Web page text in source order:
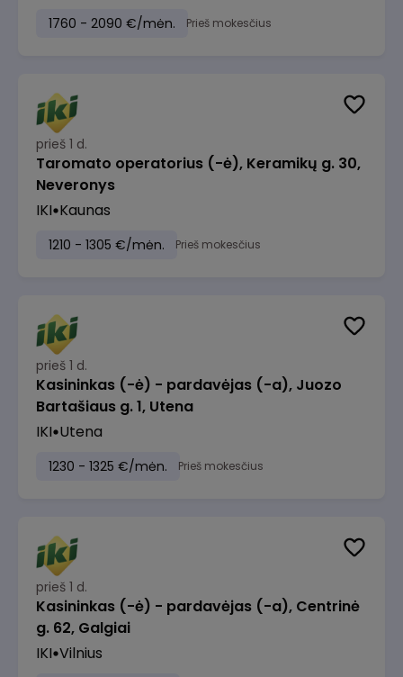
1760 - 2090 €/mėn. Prieš mokesčius
prieš 1 d.
Taromato operatorius (-ė), Keramikų g. 30,
Neveronys
IKI Kaunas
1210 - 1305 €/mėn. Prieš mokesčius
prieš 1 d.
Kasininkas (-ė) - pardavėjas (-a), Juozo
Bartašiaus g. 1, Utena
IKI Utena
1230 - 1325 €/mėn. Prieš mokesčius
prieš 1 d.
Kasininkas (-ė) - pardavėjas (-a), Centrinė
g. 62, Galgiai
IKI Vilnius